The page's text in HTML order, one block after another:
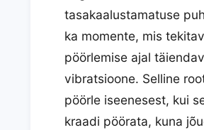
tasakaalustamatuse
ka momente, mis
pöörlemise ajal
vibratsioone. Selline
pöörle iseenesest, kui
kraadi pöörata, kuna